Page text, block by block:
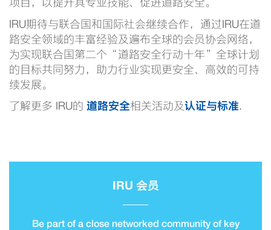
IRU期待与联合国和国际社会继续合作，通过IRU在道
路安全领域的丰富经验及遍布全球的会员协会网络，
为实现联合国第二个“道路安全行动十年”全球计划
的目标共同努力，助力行业实现更安全、高效的可持
续发展。
了解更多 IRU的 道路安全相关活动及认证与标准.
IRU 会员
Be part of a close networked community of key